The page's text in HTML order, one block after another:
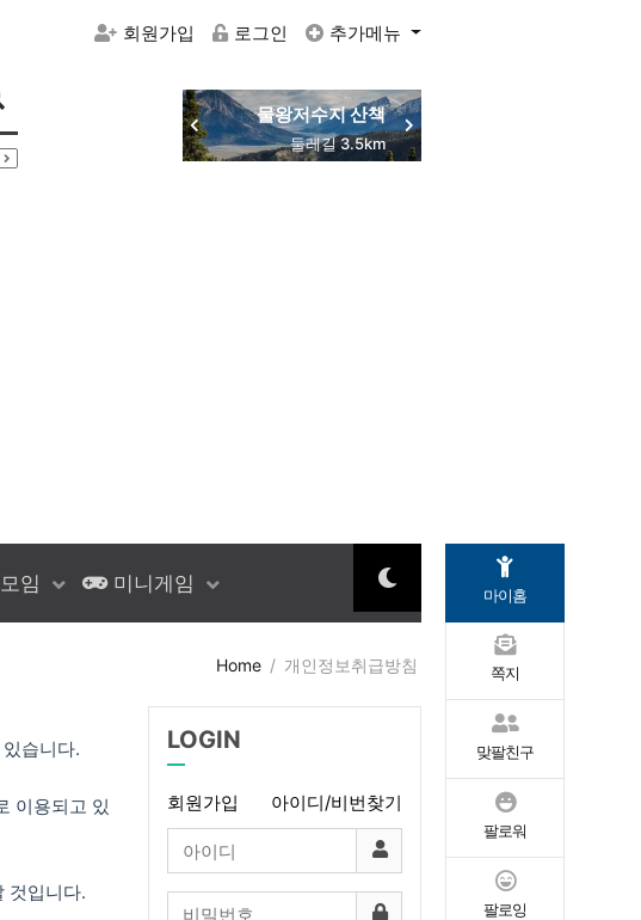
회원가입 로그인 추가메뉴
동산 5EXTRACTVALUE6937CONCAT0x7eSELECTELT6937693710x7e-
물왕저수지 산책
둘레길 3.5km
임 미니게임
Home 개인정보취급방침
마이홈
쪽지
맞팔친구
팔로워
팔로잉
습니다.
이용되고 있
것입니다.
LOGIN
회원가입 아이디/비번찾기